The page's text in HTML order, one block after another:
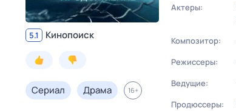
5.1 Кинопоиск
Сериал Драма 16+
Актеры:
Композитор:
Режиссеры:
Ведущие:
Продюссеры: